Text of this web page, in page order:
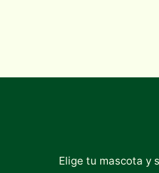
Elige tu mascota y